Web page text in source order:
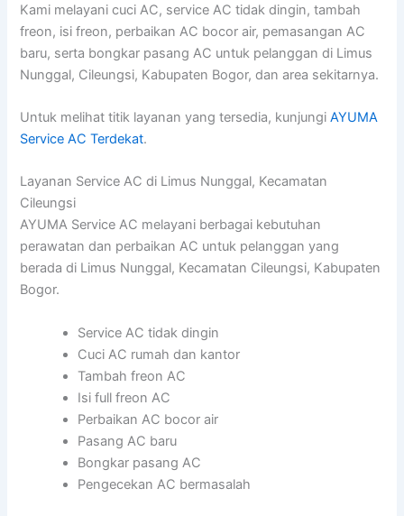
Kami melayani cuci AC, service AC tidak dingin, tambah
freon, isi freon, perbaikan AC bocor air, pemasangan AC
baru, serta bongkar pasang AC untuk pelanggan di Limus
Nunggal, Cileungsi, Kabupaten Bogor, dan area sekitarnya.
Untuk melihat titik layanan yang tersedia, kunjungiAYUMA
Service AC Terdekat.
Layanan Service AC di Limus Nunggal, Kecamatan
Cileungsi
AYUMA Service AC melayani berbagai kebutuhan
perawatan dan perbaikan AC untuk pelanggan yang
berada di Limus Nunggal, Kecamatan Cileungsi, Kabupaten
Bogor.
Service AC tidak dingin
Cuci AC rumah dan kantor
Tambah freon AC
Isi full freon AC
Perbaikan AC bocor air
Pasang AC baru
Bongkar pasang AC
Pengecekan AC bermasalah